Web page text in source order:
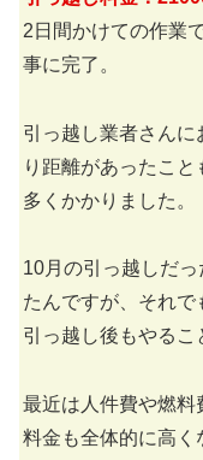
2日間かけての作業
事に完了。
引っ越し業者さん
り距離があったこ
多くかかりました。
10月の引っ越しだ
たんですが、それで
引っ越し後もやるこ
最近は人件費や燃料
料金も全体的に高く